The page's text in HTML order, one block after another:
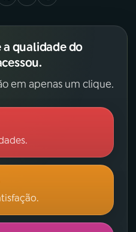
a qualidade do
em apenas um clique.